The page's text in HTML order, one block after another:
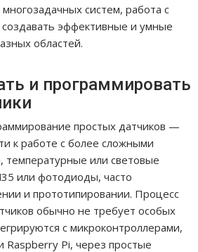
систем, работа с
создавать эффективные и умные
областей.
и программировать
простых датчиков —
к работе с более сложными
температурные или световые
или фотодиоды, часто
и прототипировании. Процесс
обычно не требует особых
с микроконтроллерами,
Raspberry Pi, через простые